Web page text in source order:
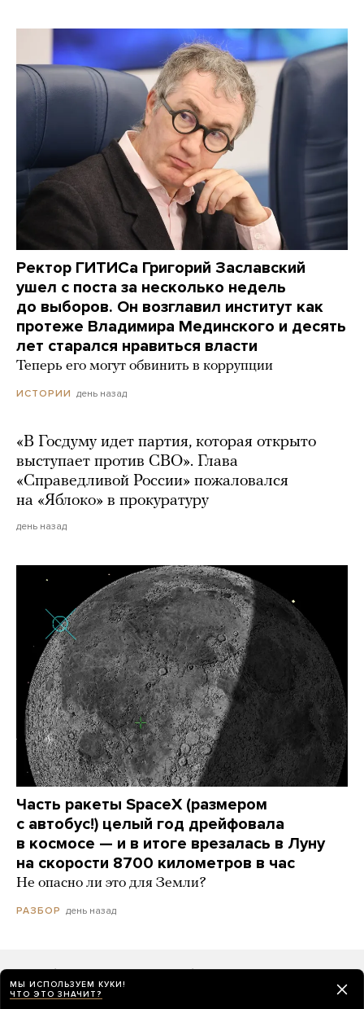
Ректор ГИТИСа Григорий Заславский
ушел с поста за несколько недель
до выборов. Он возглавил институт как
протеже Владимира Мединского и десять
лет старался нравиться власти
Теперь его могут обвинить в коррупции
ИСТОРИИ день назад
«В Госдуму идет партия, которая открыто
выступает против СВО». Глава
«Справедливой России» пожаловался
на «Яблоко» в прокуратуру
день назад
Часть ракеты SpaceX (размером
с автобус!) целый год дрейфовала
в космосе — и в итоге врезалась в Луну
на скорости 8700 километров в час
Не опасно ли это для Земли?
РАЗБОР день назад
Как будет выглядеть бюллетень
на выборах в Госдуму 2026 года
МЫ ИСПОЛЬЗУЕМ КУКИ!
ЧТО ЭТО ЗНАЧИТ?